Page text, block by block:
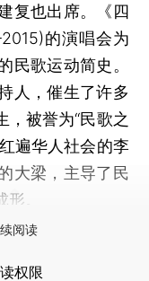
复也出席。《四
的演唱会为
民歌运动简史。
人，催生了许多
，被誉为“民歌之
遍华人社会的李
大梁，主导了民
。
阅读
权限